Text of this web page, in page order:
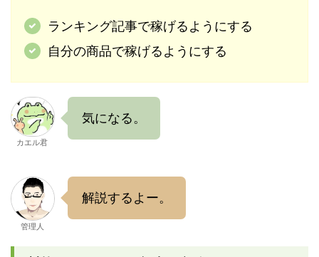
ランキング記事で稼げるようにする
自分の商品で稼げるようにする
カエル君
気になる。
管理人
解説するよー。